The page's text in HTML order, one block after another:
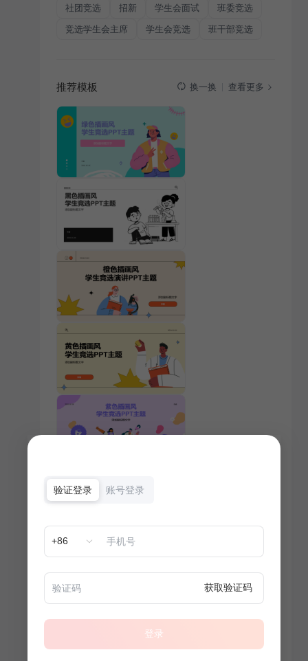
社团竞选 招新 学生会面试 班委竞选
竞选学生会主席 学生会竞选 班干部竞选
推荐模板 换一换 查看更多
验证登录 账号登录
+86
获取验证码
登录